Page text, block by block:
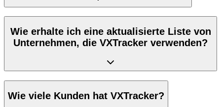
Wie erhalte ich eine aktualisierte Liste von
Unternehmen, die VXTracker verwenden?
Wie viele Kunden hat VXTracker?